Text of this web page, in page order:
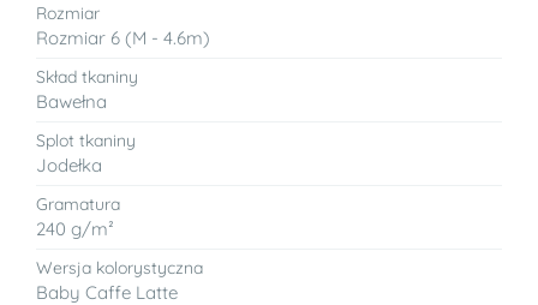
Rozmiar
Rozmiar 6 (M - 4.6m)
Skład tkaniny
Bawełna
Splot tkaniny
Jodełka
Gramatura
240 g/m²
Wersja kolorystyczna
Baby Caffe Latte